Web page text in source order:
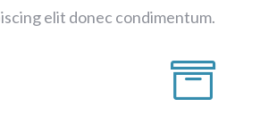
elit donec condimentum.
